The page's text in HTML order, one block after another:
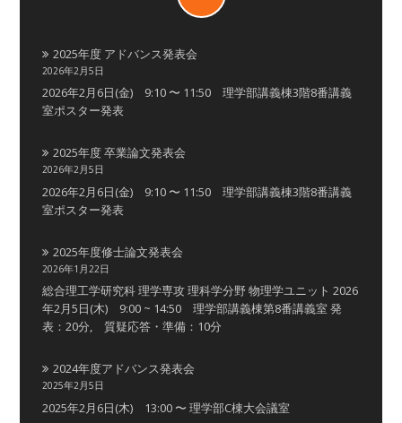
2025年度 アドバンス発表会
2026年2月5日
2026年2月6日(金) 9:10 〜 11:50 理学部講義棟3階8番講義
室ポスター発表
2025年度 卒業論文発表会
2026年2月5日
2026年2月6日(金) 9:10 〜 11:50 理学部講義棟3階8番講義
室ポスター発表
2025年度修士論文発表会
2026年1月22日
総合理工学研究科 理学専攻 理科学分野 物理学ユニット 2026
年2月5日(木) 9:00 ~ 14:50 理学部講義棟第8番講義室 発
表：20分, 質疑応答・準備：10分
2024年度アドバンス発表会
2025年2月5日
2025年2月6日(木) 13:00 〜 理学部C棟大会議室